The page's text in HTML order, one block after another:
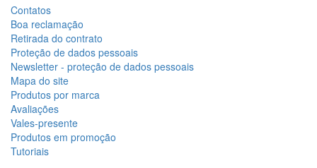
Contatos
Boa reclamação
Retirada do contrato
Proteção de dados pessoais
Newsletter - proteção de dados pessoais
Mapa do site
Produtos por marca
Avaliações
Vales-presente
Produtos em promoção
Tutoriais